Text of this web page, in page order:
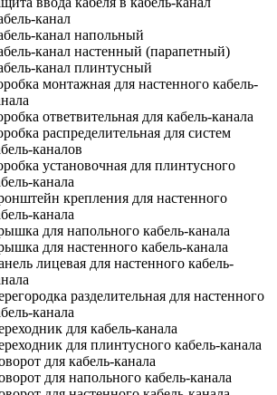
канал
канал напольный
канал настенный (парапетный)
канал плинтусный
монтажная для настенного кабель-
ответвительная для кабель-канала
распределительная для систем
каналов
установочная для плинтусного
канала
крепления для настенного
канала
для напольного кабель-канала
для настенного кабель-канала
лицевая для настенного кабель-
разделительная для настенного
канала
для кабель-канала
для плинтусного кабель-канала
для кабель-канала
для напольного кабель-канала